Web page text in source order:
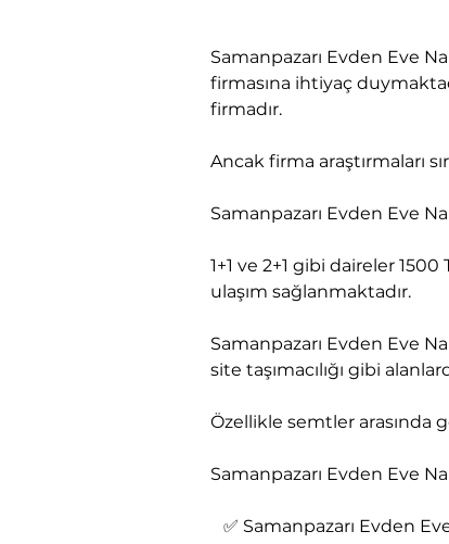
Samanpazarı Evden Eve
firmasına ihtiyaç
firmadır.
​Ancak firma araştırmaları
Samanpazarı Evden Eve
1+1 ve 2+1 gibi daireler
ulaşım sağlanmaktadır.
Samanpazarı Evden Eve
site taşımacılığı gibi
Özellikle semtler arasında
Samanpazarı Evden Eve
✅ Samanpazarı Evden